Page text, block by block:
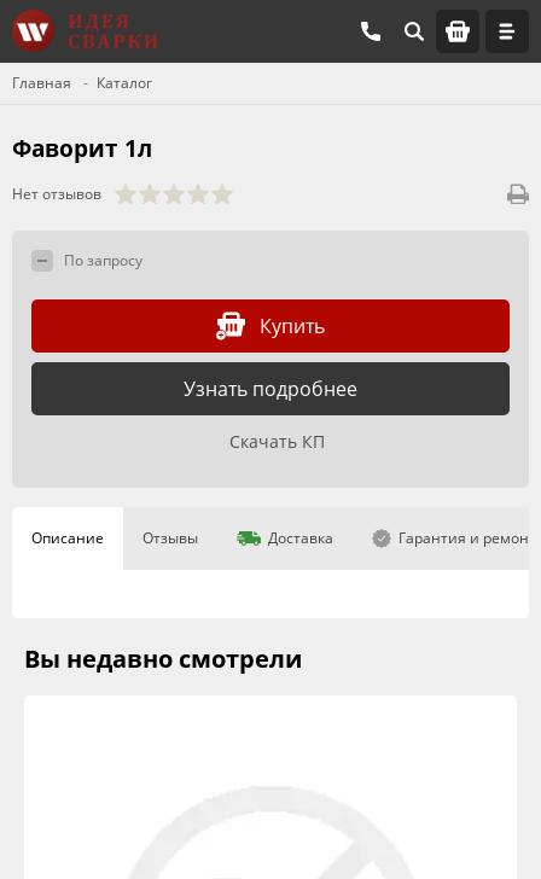
Главная Каталог
Фаворит 1л
Нет отзывов
По запросу
Купить
Узнать подробнее
Скачать КП
Описание Отзывы Доставка Гарантия и ремонт
Вы недавно смотрели